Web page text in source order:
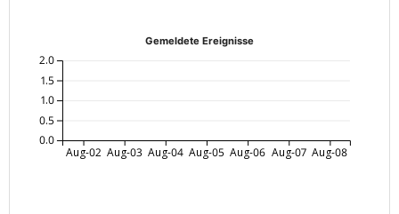
Gemeldete Ereignisse
Aug-02 Aug-03 Aug-04 Aug-05 Aug-06 Aug-07 Aug-08
0.0
0.5
1.0
1.5
2.0